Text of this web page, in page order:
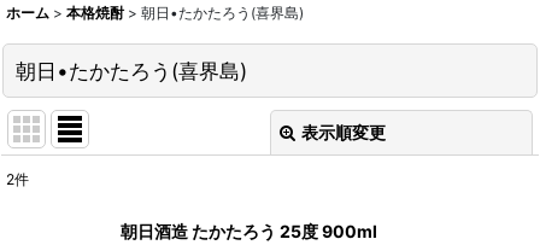
ホーム > 本格焼酎 > 朝日•たかたろう(喜界島)
朝日•たかたろう(喜界島)
表示順変更
2件
朝日酒造 たかたろう 25度 900ml